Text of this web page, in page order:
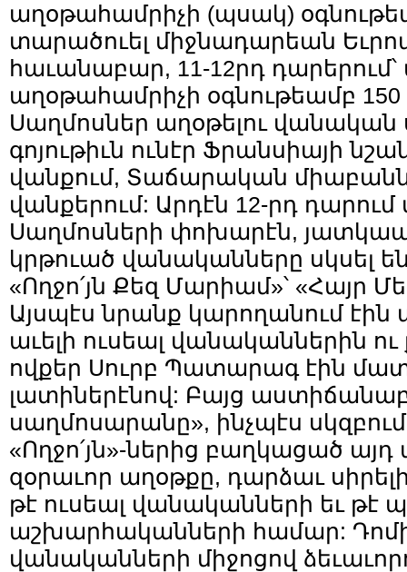
աղօթահամրիչի (պսակ)
տարածուել միջնադարեան
հաւանաբար, 11-12րդ
աղօթահամրիչի օգնութեամբ
Սաղմոսներ աղօթելու վանական
գոյութիւն ունէր Ֆրանսիայի
վանքում, Տաճարական
վանքերում: Արդէն 12-րդ դարում
Սաղմոսների փոխարէն,
կրթուած վանականները սկսել
«Ողջո՛յն Քեզ Մարիամ»՝ «Հայր
Այսպէս նրանք կարողանում էին
աւելի ուսեալ վանականներին
ովքեր Սուրբ Պատարագ էին
լատիներէնով: Բայց
սաղմոսարանը», ինչպէս
«Ողջո՛յն»-ներից բաղկացած
զօրաւոր աղօթքը, դարձաւ սիրելի
թէ ուսեալ վանականների եւ թէ
աշխարհականների համար:
վանականների միջոցով